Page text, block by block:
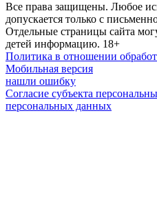
Все права защищены. Любое
допускается только с
Отдельные страницы сайта
детей информацию. 18+
Политика в отношении
Мобильная версия
нашли ошибку
Согласие субъекта
персональных данных